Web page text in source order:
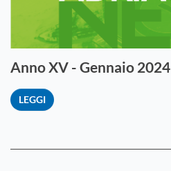
Anno XV - Gennaio 2024
LEGGI